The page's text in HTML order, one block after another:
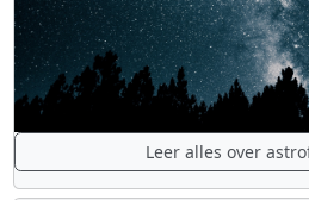
Leer alles over